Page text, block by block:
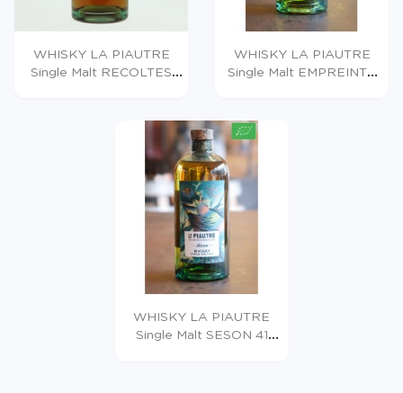
WHISKY LA PIAUTRE
Single Malt RECOLTES
WHISKY LA PIAUTRE
Single Malt EMPREINTE
WHISKY LA PIAUTRE
Single Malt SESON 41